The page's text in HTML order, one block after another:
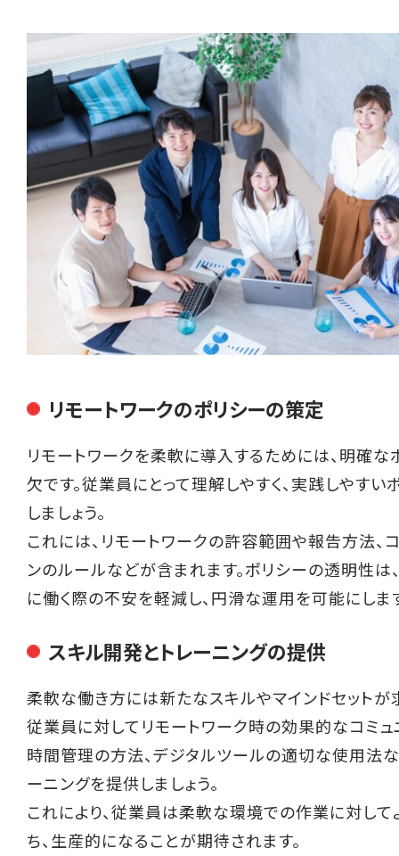
リモートワークのポリシーの策定
リモートワークを柔軟に導入するためには、明確
欠です。従業員にとって理解しやすく、実践しやす
しましょう。
これには、リモートワークの許容範囲や報告方法、
ンのルールなどが含まれます。ポリシーの透明性は
に働く際の不安を軽減し、円滑な運用を可能にしま
スキル開発とトレーニングの提供
柔軟な働き方には新たなスキルやマインドセットが
従業員に対してリモートワーク時の効果的なコミュ
時間管理の方法、デジタルツールの適切な使用法
ーニングを提供しましょう。
これにより、従業員は柔軟な環境での作業に対し
ち、生産的になることが期待されます。